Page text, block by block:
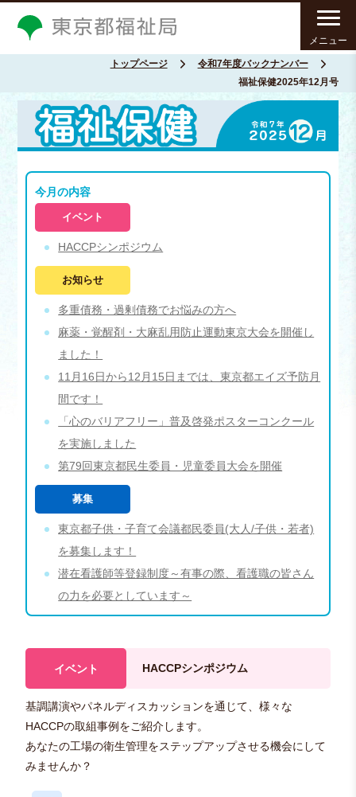
メニュー
トップページ
令和7年度バックナンバー
福祉保健2025年12月号
今月の内容
イベント
HACCPシンポジウム
お知らせ
多重債務・過剰債務でお悩みの方へ
麻薬・覚醒剤・大麻乱用防止運動東京大会を開催し
ました！
11月16日から12月15日までは、東京都エイズ予防月
間です！
「心のバリアフリー」普及啓発ポスターコンクール
を実施しました
第79回東京都民生委員・児童委員大会を開催
募集
東京都子供・子育て会議都民委員(大人/子供・若者)
を募集します！
潜在看護師等登録制度～有事の際、看護職の皆さん
の力を必要としています～
イベント HACCPシンポジウム
基調講演やパネルディスカッションを通じて、様々な
HACCPの取組事例をご紹介します。
あなたの工場の衛生管理をステップアップさせる機会にして
みませんか？